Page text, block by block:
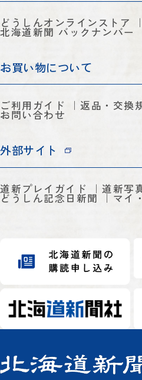
どうしんオンラインストア
北海道新聞 バックナンバー
お買い物について
ご利用ガイド 返品・交換
お問い合わせ
外部サイト
道新プレイガイド 道新写
どうしん記念日新聞 マイ